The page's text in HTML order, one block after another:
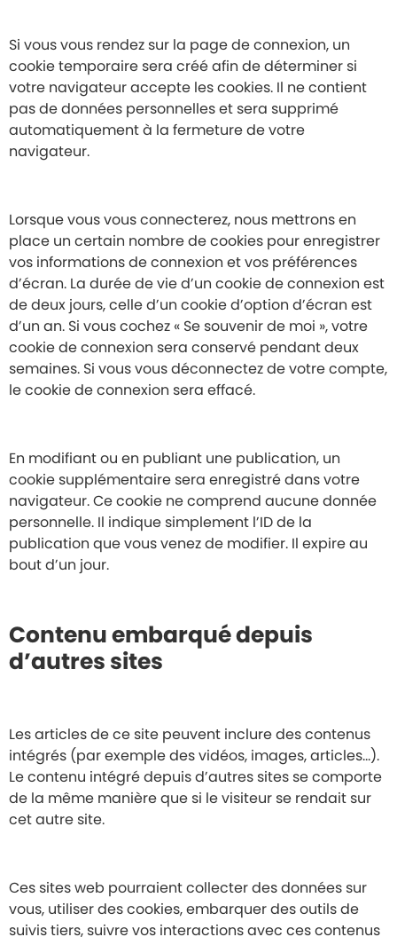
Si vous vous rendez sur la page de connexion, un
cookie temporaire sera créé afin de déterminer si
votre navigateur accepte les cookies. Il ne contient
pas de données personnelles et sera supprimé
automatiquement à la fermeture de votre
navigateur.
Lorsque vous vous connecterez, nous mettrons en
place un certain nombre de cookies pour enregistrer
vos informations de connexion et vos préférences
d’écran. La durée de vie d’un cookie de connexion est
de deux jours, celle d’un cookie d’option d’écran est
d’un an. Si vous cochez « Se souvenir de moi », votre
cookie de connexion sera conservé pendant deux
semaines. Si vous vous déconnectez de votre compte,
le cookie de connexion sera effacé.
En modifiant ou en publiant une publication, un
cookie supplémentaire sera enregistré dans votre
navigateur. Ce cookie ne comprend aucune donnée
personnelle. Il indique simplement l’ID de la
publication que vous venez de modifier. Il expire au
bout d’un jour.
Contenu embarqué depuis
d’autres sites
Les articles de ce site peuvent inclure des contenus
intégrés (par exemple des vidéos, images, articles…).
Le contenu intégré depuis d’autres sites se comporte
de la même manière que si le visiteur se rendait sur
cet autre site.
Ces sites web pourraient collecter des données sur
vous, utiliser des cookies, embarquer des outils de
suivis tiers, suivre vos interactions avec ces contenus